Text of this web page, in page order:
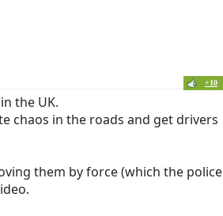
+10
the UK.
chaos in the roads and get drivers
them by force (which the police